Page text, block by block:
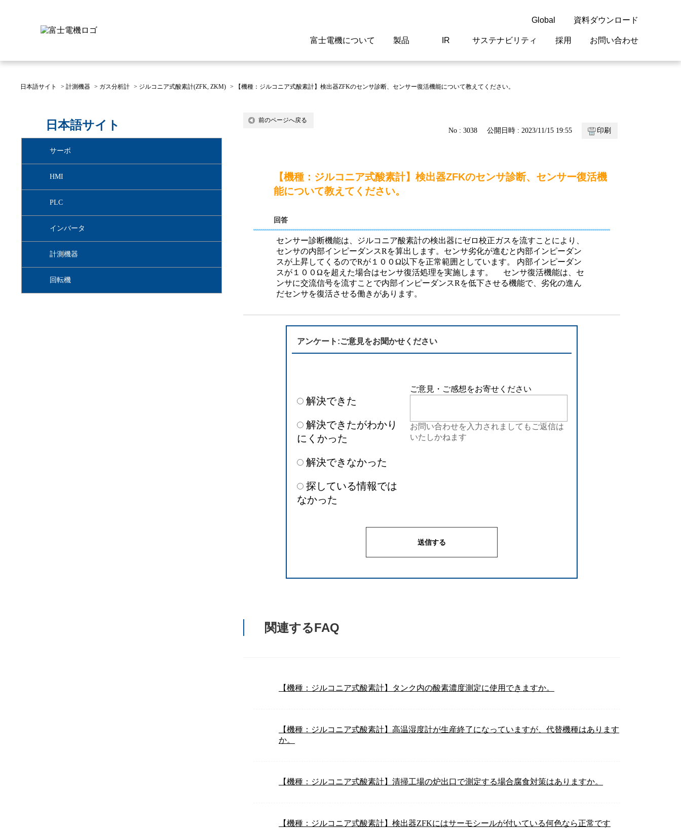
Global
閉じる
資料ダウンロード
富士電機について
富士電機についてのトップ
へ
ご挨拶
企業活動
製品
駆動制御機器
監視制御システム
半導体 発電設備
自動販売機・店舗 ソリューション
セミナー・研修情報
IR
株主・投資家情報のトップ
へ
経営情報
サステナビリティ
サステナビリティのトップ
へ
マテリアリティ
採用
新卒採用情報
お問い合わせ
よくあるご質問
日本語サイト > 計測機器 > ガス分析計 > ジルコニア式酸素計(ZFK, ZKM) > 【機種：ジルコニア式酸素計】検出器ZFKのセンサ診断、センサー復活機能について教えてください。
日本語サイト
サーボ
HMI
PLC
インバータ
計測機器
回転機
前のページへ戻る
No : 3038 公開日時 : 2023/11/15 19:55 印刷
【機種：ジルコニア式酸素計】検出器ZFKのセンサ診断、センサー復活機
能について教えてください。
回答
センサー診断機能は、ジルコニア酸素計の検出器にゼロ校正ガスを流すことにより、
センサの内部インピーダンスRを算出します。センサ劣化が進むと内部インピーダン
スが上昇してくるのでRが１００Ω以下を正常範囲としています。 内部インピーダン
スが１００Ωを超えた場合はセンサ復活処理を実施します。 センサ復活機能は、セ
ンサに交流信号を流すことで内部インピーダンスRを低下させる機能で、劣化の進ん
だセンサを復活させる働きがあります。
アンケート:ご意見をお聞かせください
解決できた
解決できたがわかり
にくかった
解決できなかった
探している情報では
なかった
ご意見・ご感想をお寄せください
お問い合わせを入力されましてもご返信は
いたしかねます
関連するFAQ
【機種：ジルコニア式酸素計】タンク内の酸素濃度測定に使用できますか。
【機種：ジルコニア式酸素計】高温湿度計が生産終了になっていますが、代替機種はあります
か。
【機種：ジルコニア式酸素計】清掃工場の炉出口で測定する場合腐食対策はありますか。
【機種：ジルコニア式酸素計】検出器ZFKにはサーモシールが付いている何色なら正常です